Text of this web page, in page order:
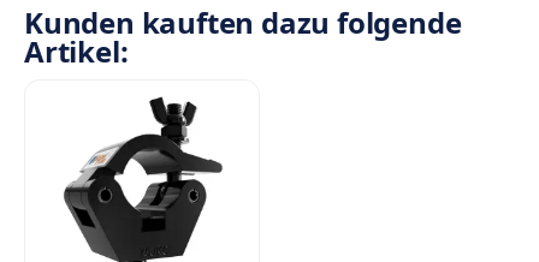
Kunden kauften dazu folgende
Artikel: